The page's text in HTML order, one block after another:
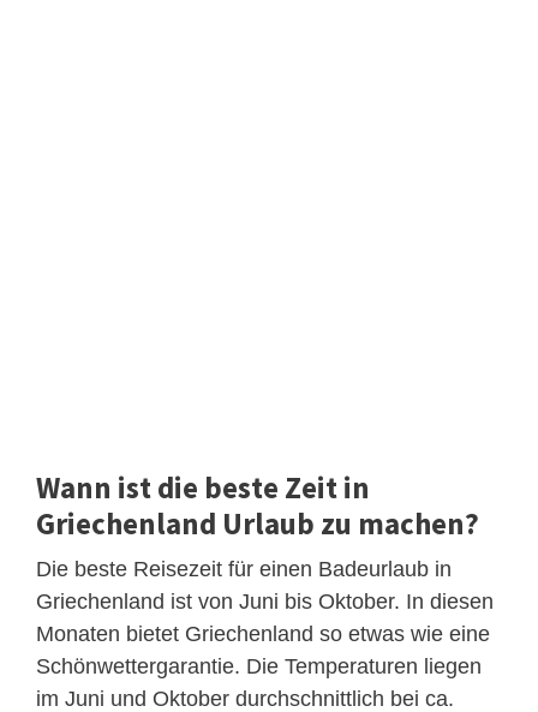
Wann ist die beste Zeit in
Griechenland Urlaub zu machen?
Die beste Reisezeit für einen Badeurlaub in
Griechenland ist von Juni bis Oktober. In diesen
Monaten bietet Griechenland so etwas wie eine
Schönwettergarantie. Die Temperaturen liegen
im Juni und Oktober durchschnittlich bei ca.